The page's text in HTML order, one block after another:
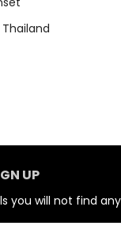
UP
you will not find